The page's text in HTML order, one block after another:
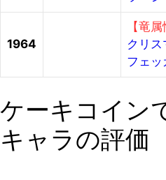
1964
【竜属
クリ
フェッ
ケーキコイン
キャラの評価